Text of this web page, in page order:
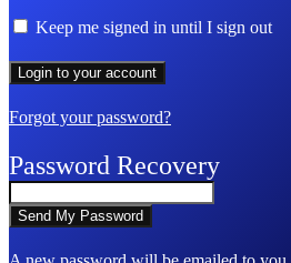
Keep me signed in until I sign out
Forgot your password?
Password Recovery